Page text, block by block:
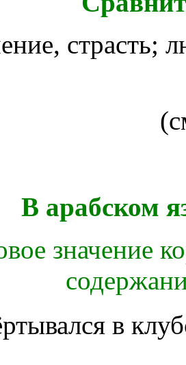
страсть;
В арабском
значение
в